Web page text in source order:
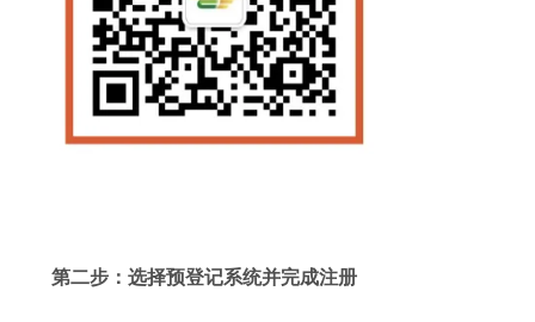
第二步：选择预登记系统并完成注册